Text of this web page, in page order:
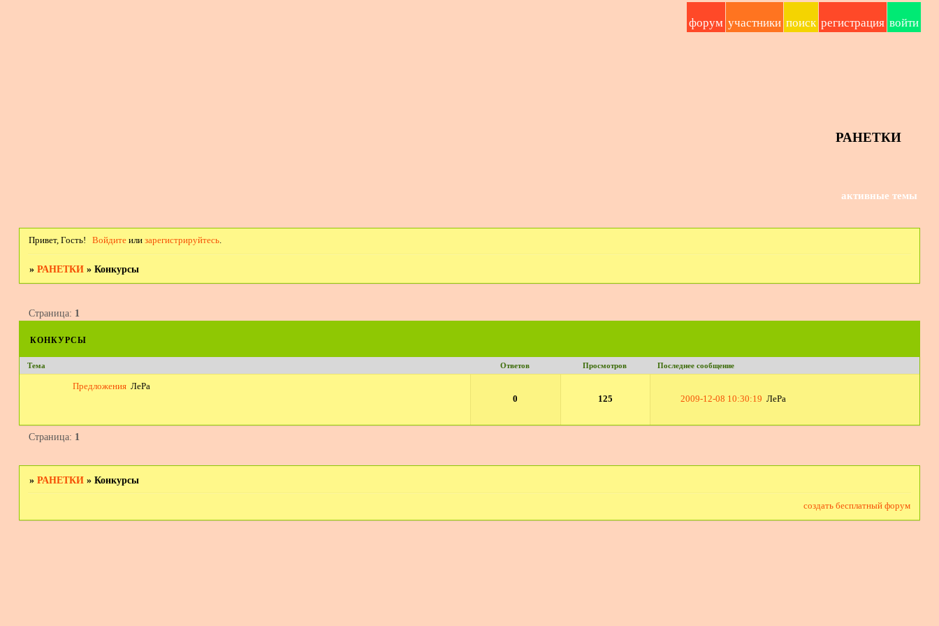
РАНЕТКИ
форум участники поиск регистрация войти
активные темы
Привет, Гость! Войдите или зарегистрируйтесь.
» РАНЕТКИ » Конкурсы
конкурсы
Страница: 1
Тема Ответов Просмотров Последнее сообщение
Предложения ЛеРа
0
125 2009-12-08 10:30:19 ЛеРа
Страница: 1
» РАНЕТКИ » Конкурсы
создать бесплатный форум